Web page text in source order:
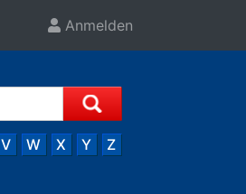
Anmelden
V W X Y Z